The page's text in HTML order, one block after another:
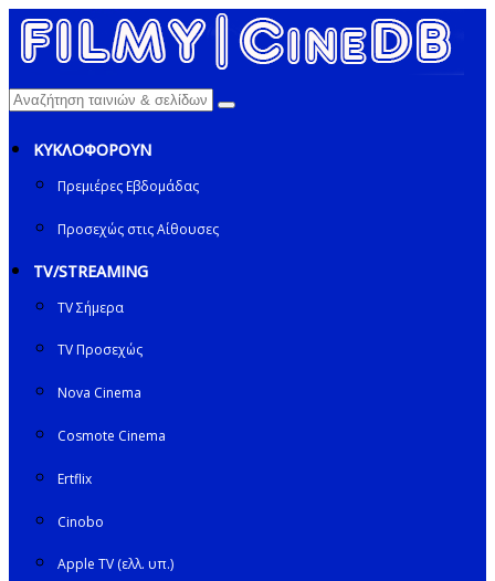
ΚΥΚΛΟΦΟΡΟΥΝ
Πρεμιέρες Εβδομάδας
Προσεχώς στις Αίθουσες
TV/STREAMING
TV Σήμερα
TV Προσεχώς
Nova Cinema
Cosmote Cinema
Ertflix
Cinobo
Apple TV (ελλ. υπ.)